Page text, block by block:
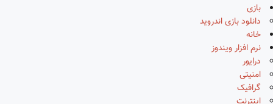
بازی
دانلود بازی اندروید
خانه
نرم افزار ویندوز
درایور
امنیتی
گرافیک